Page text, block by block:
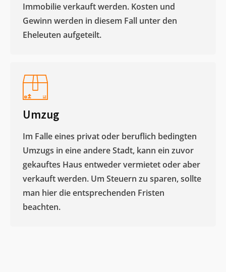
Immobilie verkauft werden. Kosten und
Gewinn werden in diesem Fall unter den
Eheleuten aufgeteilt.​
Umzug
Im Falle eines privat oder beruflich bedingten
Umzugs in eine andere Stadt, kann ein zuvor
gekauftes Haus entweder vermietet oder aber
verkauft werden. Um Steuern zu sparen, sollte
man hier die entsprechenden Fristen
beachten.